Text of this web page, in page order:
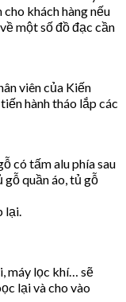
khách hàng nếu
một số đồ đạc cần
viên của Kiến
hành tháo lắp các
có tấm alu phía sau
gỗ quần áo, tủ gỗ
lại.
máy lọc khí… sẽ
lại và cho vào